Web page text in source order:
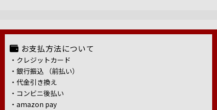
お支払方法について
・クレジットカード
・銀行振込 （前払い）
・代金引き換え
・コンビニ後払い
・amazon pay